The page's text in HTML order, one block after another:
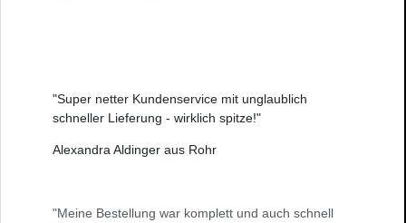
"Super netter Kundenservice mit unglaublich
schneller Lieferung - wirklich spitze!"
Alexandra Aldinger aus Rohr
"Meine Bestellung war komplett und auch schnell